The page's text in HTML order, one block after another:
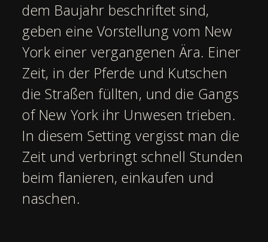
dem Baujahr beschriftet sind,
geben eine Vorstellung vom New
York einer vergangenen Ära. Einer
Zeit, in der Pferde und Kutschen
die Straßen füllten, und die Gangs
of New York ihr Unwesen trieben.
In diesem Setting vergisst man die
Zeit und verbringt schnell Stunden
beim flanieren, einkaufen und
naschen.